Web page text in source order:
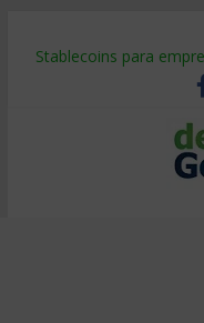
Stablecoins para
Despido silencioso:
IA en selección de
Trabajo forzoso en la
Mercado hispano de